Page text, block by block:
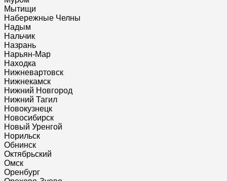
Мытищи
Набережные Челны
Надым
Нальчик
Назрань
Нарьян-Мар
Находка
Нижневартовск
Нижнекамск
Нижний Новгород
Нижний Тагил
Новокузнецк
Новосибирск
Новый Уренгой
Норильск
Обнинск
Октябрьский
Омск
Оренбург